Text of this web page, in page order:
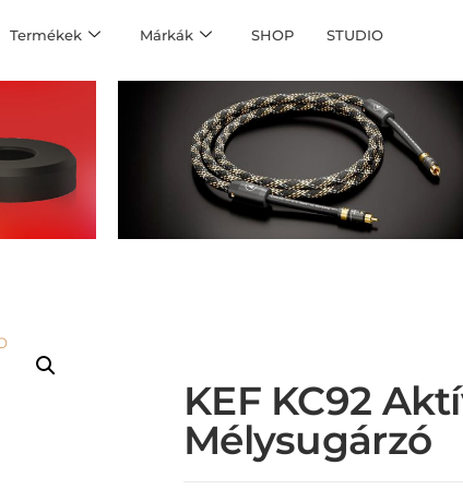
Termékek Márkák SHOP STUDIO
KEF KC92
Mélysugárzó